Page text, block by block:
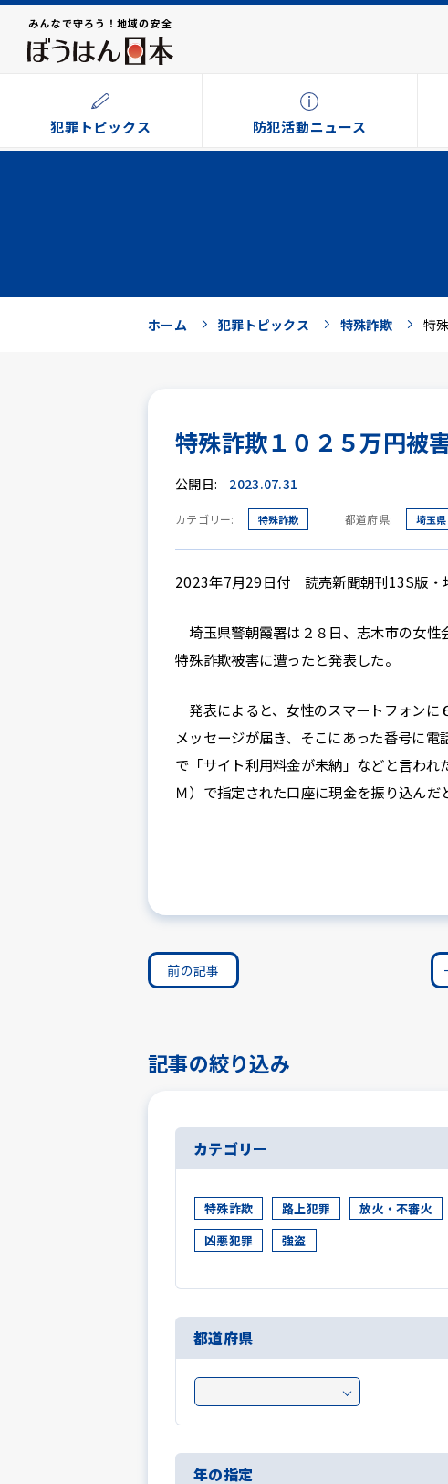
みんなで守ろう！地域の安全
犯罪トピックス 防犯活動ニュース
ホーム 犯罪トピックス 特殊詐欺 特
特殊詐欺１０２５万円
公開日: 2023.07.31
カテゴリー: 特殊詐欺 都道府県: 埼玉県
2023年7月29日付 読売新聞朝刊13S版・
埼玉県警朝霞署は２８日、志木市の女性
特殊詐欺被害に遭ったと発表した。
発表によると、女性のスマートフォンに
メッセージが届き、そこにあった番号に
で「サイト利用料金が未納」などと言わ
Ｍ）で指定された口座に現金を振り込んだ
前の記事
記事の絞り込み
カテゴリー
特殊詐欺 路上犯罪 放火・不審火
凶悪犯罪
強盗
都道府県
年の指定